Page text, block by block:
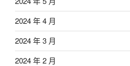
2024 年 4 月
2024 年 3 月
2024 年 2 月